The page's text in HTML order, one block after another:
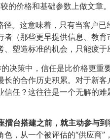
的价格和基础参数上做文章。
。这意味着，只有当客户
（那些更早提供信息、教
塑造标准的机会，只能疲于
决策中，信任是比价格更重
的合作历史积累。对于新
任？这往往是一个无解的
擂台搭建之前，就主动参与
色，从一个被评估的“供应商”